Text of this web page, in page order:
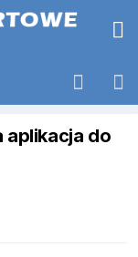
aplikacja do